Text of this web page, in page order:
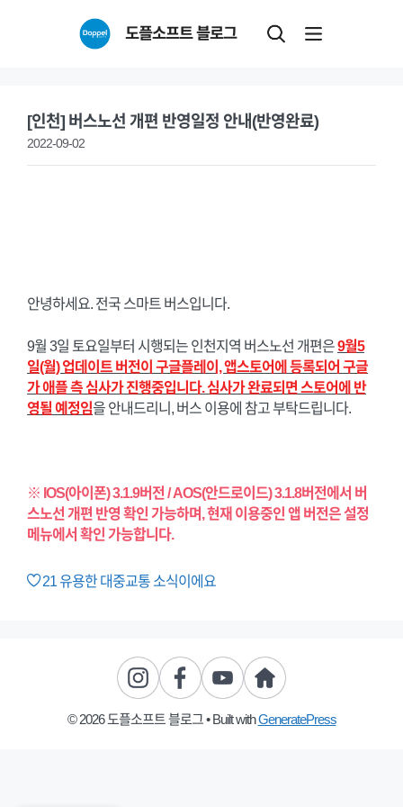
도플소프트 블로그
[인천] 버스노선 개편 반영일정 안내(반영완료)
2022-09-02
안녕하세요. 전국 스마트 버스입니다.
9월 3일 토요일부터 시행되는 인천지역 버스노선 개편은9월5
일(월) 업데이트 버전이 구글플레이, 앱스토어에 등록되어 구글
가 애플 측 심사가 진행중입니다. 심사가 완료되면 스토어에 반
영될 예정임을 안내드리니, 버스 이용에 참고 부탁드립니다.
※ IOS(아이폰) 3.1.9버전 / AOS(안드로이드) 3.1.8버전에서 버
스노선 개편 반영 확인 가능하며, 현재 이용중인 앱 버전은 설정
메뉴에서 확인 가능합니다.
21유용한 대중교통 소식이에요
© 2026 도플소프트 블로그• Built withGeneratePress